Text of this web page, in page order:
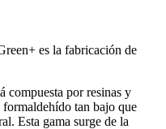
es la fabricación de
compuesta por resinas y
tan bajo que
Esta gama surge de la